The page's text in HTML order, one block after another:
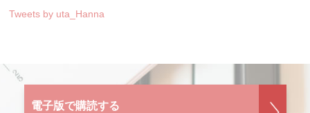
Tweets by uta_Hanna
電子版で購読する